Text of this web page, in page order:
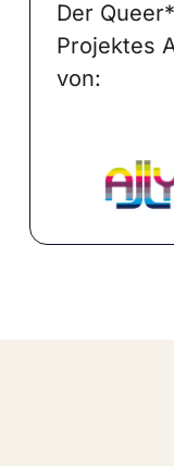
Der
Projektes
von: